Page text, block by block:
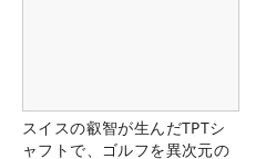
スイスの叡智が生んだTPTシ
ャフトで、ゴルフを異次元の